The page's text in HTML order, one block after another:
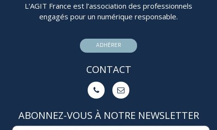
L'AGIT France est l’association des professionnels
engagés pour un numérique responsable.
ADHÉRER
CONTACT
 
ABONNEZ-VOUS À NOTRE NEWSLETTER